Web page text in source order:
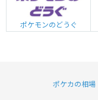
ポケモンのどうぐ
ポケカの相場